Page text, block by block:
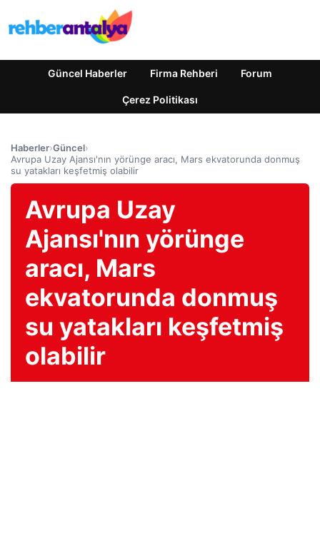
Güncel Haberler Firma Rehberi Forum
Çerez Politikası
Haberler›Güncel›
Avrupa Uzay Ajansı'nın yörünge aracı, Mars ekvatorunda donmuş
su yatakları keşfetmiş olabilir
Avrupa Uzay
Ajansı'nın yörünge
aracı, Mars
ekvatorunda donmuş
su yatakları keşfetmiş
olabilir